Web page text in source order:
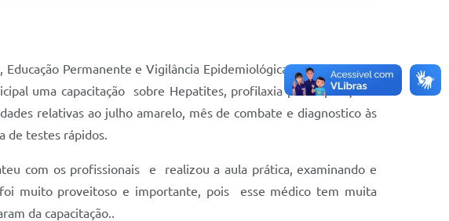
Permanente e Vigilância Epidemiológica promoveu para
uma capacitação sobre Hepatites, profilaxia pós exposição –
relativas ao julho amarelo, mês de combate e diagnostico às
de testes rápidos.
com os profissionais e realizou a aula prática, examinando e
foi muito proveitoso e importante, pois esse médico tem muita
da capacitação..